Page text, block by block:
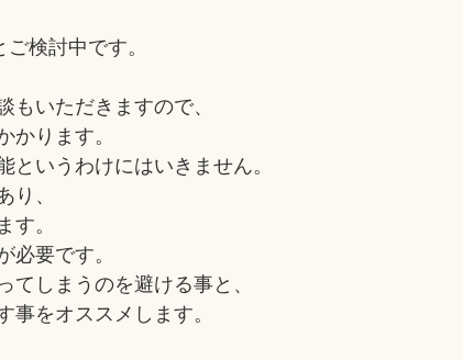
検討中です。
もいただきますので、
かります。
というわけにはいきません。
り、
す。
必要です。
てしまうのを避ける事と、
事をオススメします。